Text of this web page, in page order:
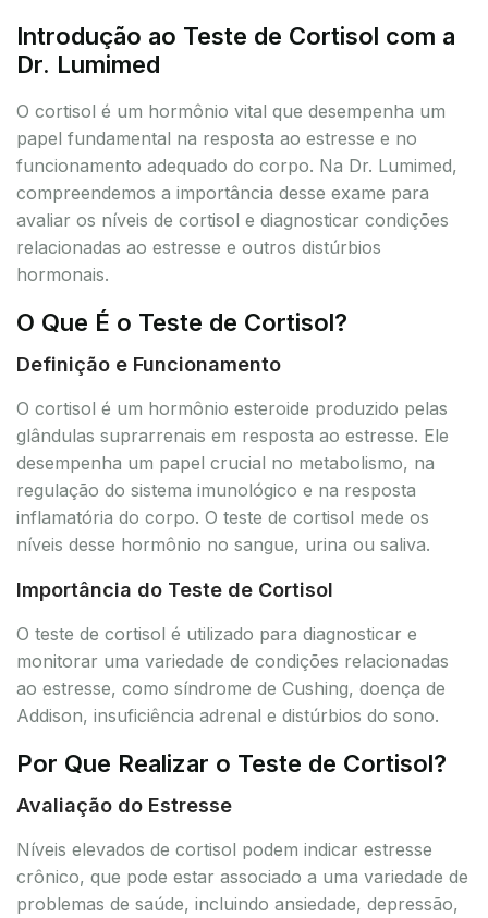
Introdução ao Teste de Cortisol com a
Dr. Lumimed
O cortisol é um hormônio vital que desempenha um
papel fundamental na resposta ao estresse e no
funcionamento adequado do corpo. Na Dr. Lumimed,
compreendemos a importância desse exame para
avaliar os níveis de cortisol e diagnosticar condições
relacionadas ao estresse e outros distúrbios
hormonais.
O Que É o Teste de Cortisol?
Definição e Funcionamento
O cortisol é um hormônio esteroide produzido pelas
glândulas suprarrenais em resposta ao estresse. Ele
desempenha um papel crucial no metabolismo, na
regulação do sistema imunológico e na resposta
inflamatória do corpo. O teste de cortisol mede os
níveis desse hormônio no sangue, urina ou saliva.
Importância do Teste de Cortisol
O teste de cortisol é utilizado para diagnosticar e
monitorar uma variedade de condições relacionadas
ao estresse, como síndrome de Cushing, doença de
Addison, insuficiência adrenal e distúrbios do sono.
Por Que Realizar o Teste de Cortisol?
Avaliação do Estresse
Níveis elevados de cortisol podem indicar estresse
crônico, que pode estar associado a uma variedade de
problemas de saúde, incluindo ansiedade, depressão,